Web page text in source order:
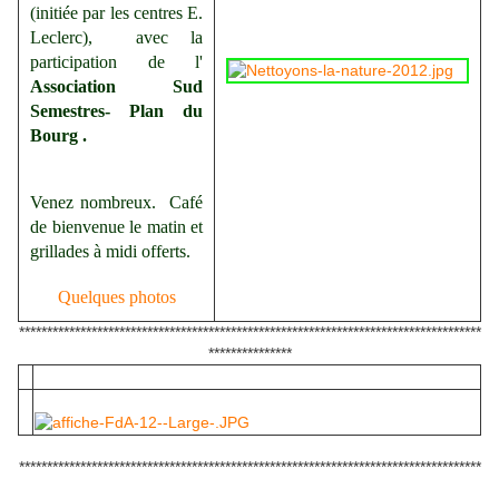
(initiée par les centres E.
Leclerc), avec la
participation de l'
Association Sud
Semestres- Plan du
Bourg .
Venez nombreux.
Café
de bienvenue le matin et
grillades à midi offerts.
Quelques photos
***********************************************************************************
***************
***********************************************************************************